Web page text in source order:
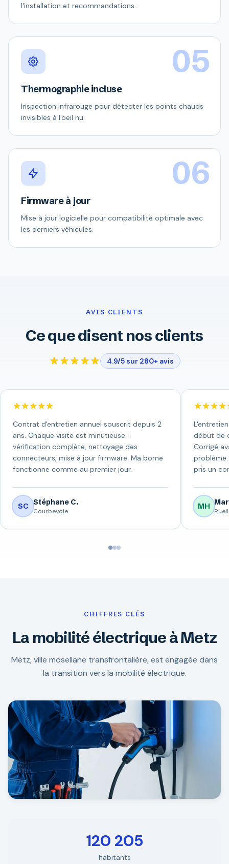
l'installation et recommandations.
05
Thermographie incluse
Inspection infrarouge pour détecter les points chauds
invisibles à l'oeil nu.
06
Firmware à jour
Mise à jour logicielle pour compatibilité optimale avec
les derniers véhicules.
AVIS CLIENTS
Ce que disent nos clients
4.9/5 sur 280+ avis
Contrat d'entretien annuel souscrit depuis 2
ans. Chaque visite est minutieuse :
vérification complète, nettoyage des
connecteurs, mise à jour firmware. Ma borne
fonctionne comme au premier jour.
SC Stéphane C.
Courbevoie
début de
Corrigé
pris un
MH
CHIFFRES CLÉS
La mobilité électrique à Metz
Metz, ville mosellane transfrontalière, est engagée dans
la transition vers la mobilité électrique.
120 205
habitants